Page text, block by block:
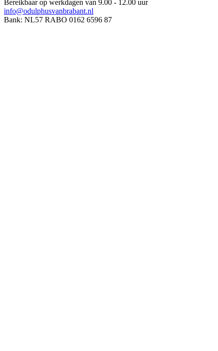
Bereikbaar op werkdagen van 9.00 - 12.00 uur
info@odulphusvanbrabant.nl
Bank: NL57 RABO 0162 6596 87